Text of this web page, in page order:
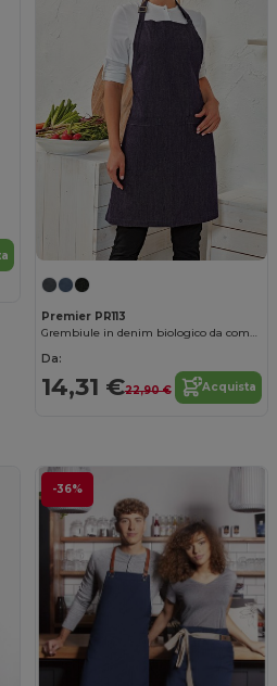
Premier PR113
Grembiule in denim biologico da commercio equo-solidale
Da:
14,31 €22,90 € Acquista
-36%